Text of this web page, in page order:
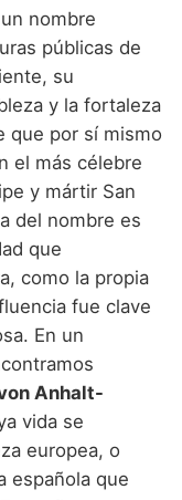
nombre
públicas de
su
y la fortaleza
que por sí mismo
el más célebre
y mártir San
del nombre es
que
como la propia
fue clave
En un
Anhalt-
vida se
europea, o
española que